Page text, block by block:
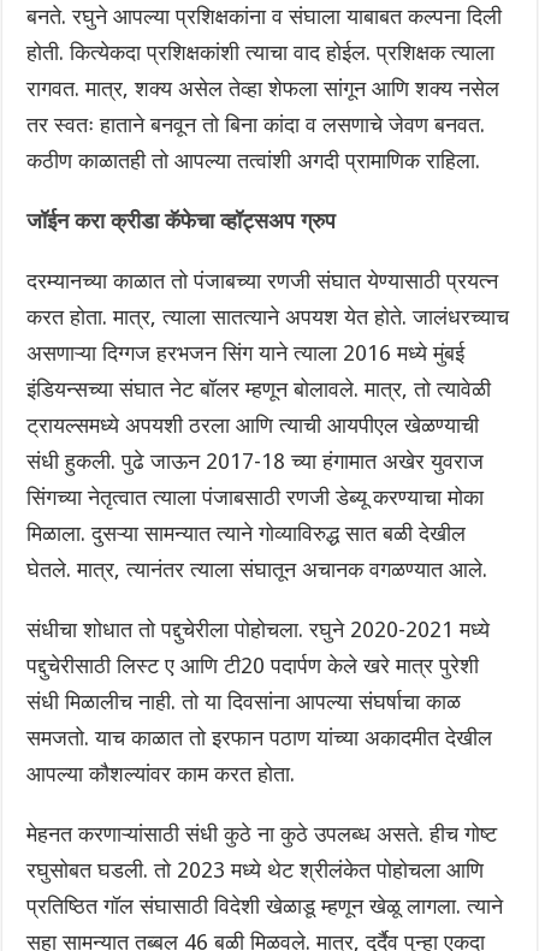
बनते. रघुने आपल्या प्रशिक्षकांना व संघाला याबाबत कल्पना दिली
होती. कित्येकदा प्रशिक्षकांशी त्याचा वाद होईल. प्रशिक्षक त्याला
रागवत. मात्र, शक्य असेल तेव्हा शेफला सांगून आणि शक्य नसेल
तर स्वतः हाताने बनवून तो बिना कांदा व लसणाचे जेवण बनवत.
कठीण काळातही तो आपल्या तत्वांशी अगदी प्रामाणिक राहिला.
जॉईन करा क्रीडा कॅफेचा व्हॉट्सअप ग्रुप
दरम्यानच्या काळात तो पंजाबच्या रणजी संघात येण्यासाठी प्रयत्न
करत होता. मात्र, त्याला सातत्याने अपयश येत होते. जालंधरच्याच
असणाऱ्या दिग्गज हरभजन सिंग याने त्याला 2016 मध्ये मुंबई
इंडियन्सच्या संघात नेट बॉलर म्हणून बोलावले. मात्र, तो त्यावेळी
ट्रायल्समध्ये अपयशी ठरला आणि त्याची आयपीएल खेळण्याची
संधी हुकली. पुढे जाऊन 2017-18 च्या हंगामात अखेर युवराज
सिंगच्या नेतृत्वात त्याला पंजाबसाठी रणजी डेब्यू करण्याचा मोका
मिळाला. दुसऱ्या सामन्यात त्याने गोव्याविरुद्ध सात बळी देखील
घेतले. मात्र, त्यानंतर त्याला संघातून अचानक वगळण्यात आले.
संधीचा शोधात तो पद्दुचेरीला पोहोचला. रघुने 2020-2021 मध्ये
पद्दुचेरीसाठी लिस्ट ए आणि टी20 पदार्पण केले खरे मात्र पुरेशी
संधी मिळालीच नाही. तो या दिवसांना आपल्या संघर्षाचा काळ
समजतो. याच काळात तो इरफान पठाण यांच्या अकादमीत देखील
आपल्या कौशल्यांवर काम करत होता.
मेहनत करणाऱ्यांसाठी संधी कुठे ना कुठे उपलब्ध असते. हीच गोष्ट
रघुसोबत घडली. तो 2023 मध्ये थेट श्रीलंकेत पोहोचला आणि
प्रतिष्ठित गॉल संघासाठी विदेशी खेळाडू म्हणून खेळू लागला. त्याने
सहा सामन्यात तब्बल 46 बळी मिळवले. मात्र, दुर्दैव पुन्हा एकदा